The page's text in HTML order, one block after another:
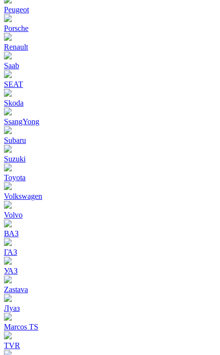
Peugeot
Porsche
Renault
Saab
SEAT
Skoda
SsangYong
Subaru
Suzuki
Toyota
Volkswagen
Volvo
ВАЗ
ГАЗ
УАЗ
Zastava
Луаз
Marcos TS
TVR